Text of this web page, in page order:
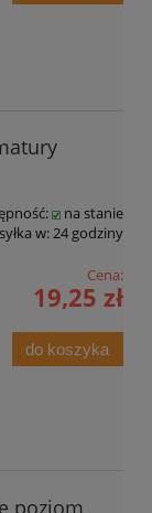
na stanie
w:24 godziny
Cena:
19,25 zł
do koszyka
poziom